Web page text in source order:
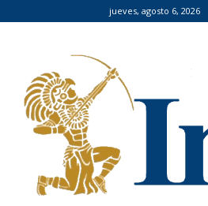
jueves, agosto 6, 2026